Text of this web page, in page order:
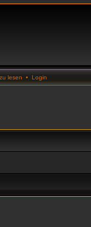
lesen • Login